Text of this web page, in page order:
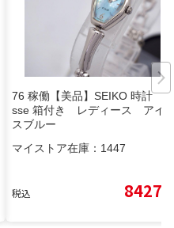
76 稼働【美品】SEIKO 時計 Ti
sse 箱付き レディース アイ
スブルー
マイストア在庫： 1447
税込 8427